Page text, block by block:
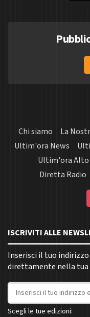
Chi siamo La
Ultim'ora News
Ultim'ora
Diretta Radio
ISCRIVITI ALLE
Inserisci il tuo
direttamente nella tua
Indirizzo email
Scegli le tue edizioni: